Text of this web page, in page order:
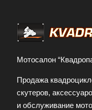
Мотосалон
Продажа
скутеров,
и обслуживание